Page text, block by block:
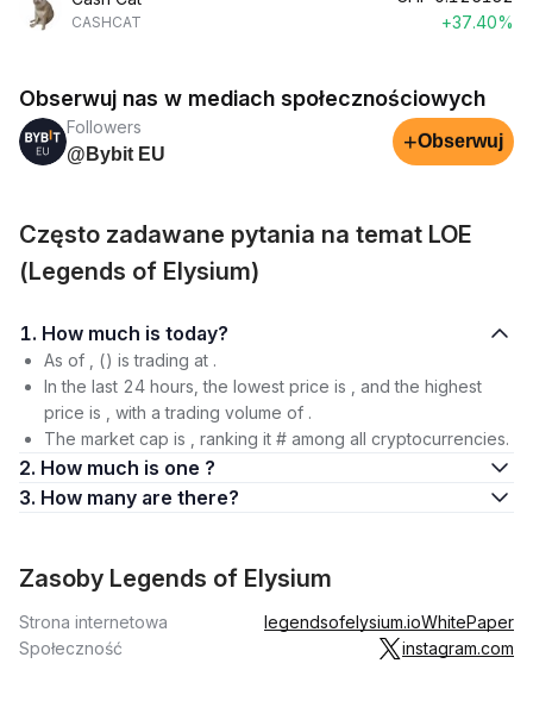
CASHCAT
+37.40%
Obserwuj nas w mediach społecznościowych
Followers
@Bybit EU
+Obserwuj
Często zadawane pytania na temat LOE
(Legends of Elysium)
1. How much is today?
As of , () is trading at .
In the last 24 hours, the lowest price is , and the highest
price is , with a trading volume of .
The market cap is , ranking it # among all cryptocurrencies.
2. How much is one ?
3. How many are there?
Zasoby Legends of Elysium
Strona internetowa legendsofelysium.ioWhitePaper
Społeczność
instagram.com